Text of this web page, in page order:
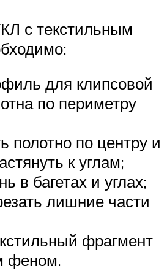
с текстильным
для клипсовой
по периметру
полотно по центру и
к углам;
в багетах и углах;
лишние части
фрагмент
феном.